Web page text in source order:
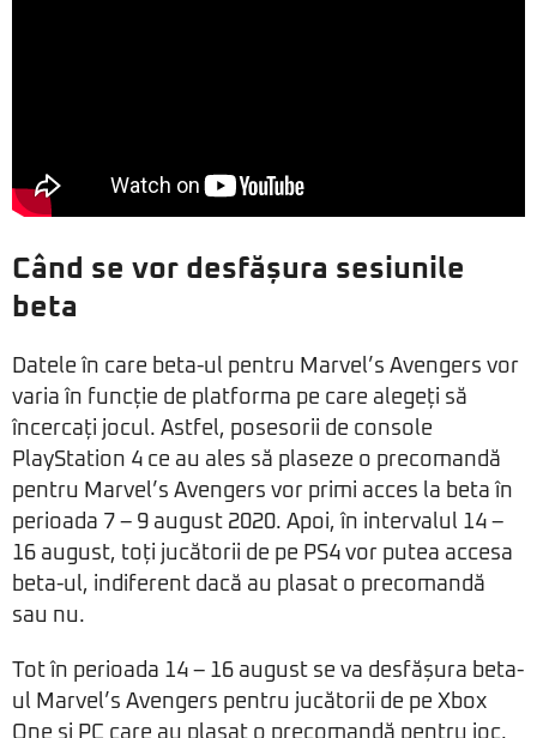
Când se vor desfășura sesiunile
beta
Datele în care beta-ul pentru Marvel’s Avengers vor
varia în funcție de platforma pe care alegeți să
încercați jocul. Astfel, posesorii de console
PlayStation 4 ce au ales să plaseze o precomandă
pentru Marvel’s Avengers vor primi acces la beta în
perioada 7 – 9 august 2020. Apoi, în intervalul 14 –
16 august, toți jucătorii de pe PS4 vor putea accesa
beta-ul, indiferent dacă au plasat o precomandă
sau nu.
Tot în perioada 14 – 16 august se va desfășura beta-
ul Marvel’s Avengers pentru jucătorii de pe Xbox